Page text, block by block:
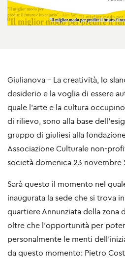
Giulianova - La creatività, lo
desiderio e la voglia di essere
quale l'arte e la cultura
di rilievo, sono alla base
gruppo di giuliesi alla fondazione
Associazione Culturale non-
società domenica 23 novembre
Sarà questo il momento nel
inaugurata la sede che si trova
quartiere Annunziata della zona
oltre che l'opportunità per
personalmente le menti
da questo momento: Pietro